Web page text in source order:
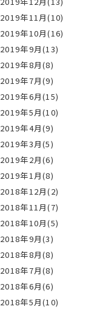
2019年11月(10)
2019年10月(16)
2019年9月(13)
2019年8月(8)
2019年7月(9)
2019年6月(15)
2019年5月(10)
2019年4月(9)
2019年3月(5)
2019年2月(6)
2019年1月(8)
2018年12月(2)
2018年11月(7)
2018年10月(5)
2018年9月(3)
2018年8月(8)
2018年7月(8)
2018年6月(6)
2018年5月(10)